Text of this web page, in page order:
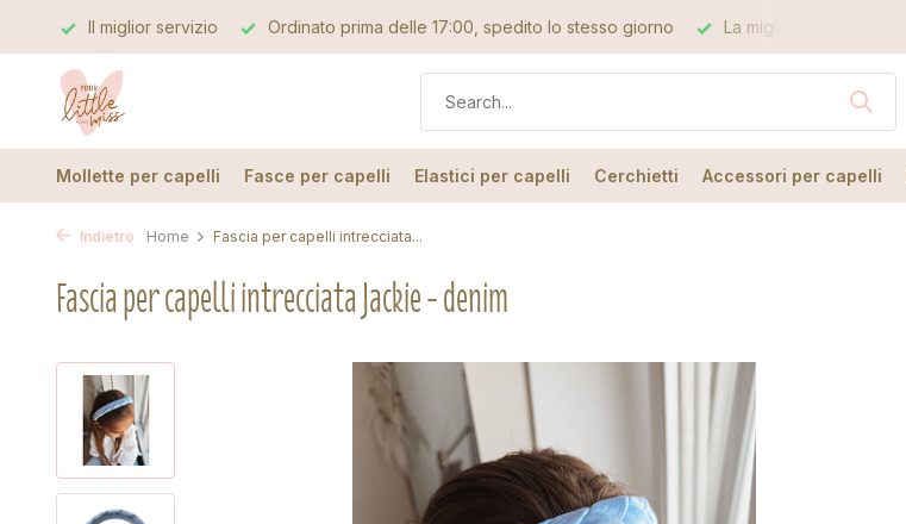
Ordinato prima delle 17:00, spedito lo stesso giorno La migliore qualità Il miglior servizio
Mollette per capelli Fasce per capelli Elastici per capelli Cerchietti Accessori per capelli
Indietro Home Fascia per capelli intrecciata...
Fascia per capelli intrecciata Jackie - denim